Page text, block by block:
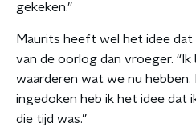
gekeken.”
Maurits heeft wel het idee
van de oorlog dan vroeger. “Ik
waarderen wat we nu
ingedoken heb ik het idee dat
die tijd was.”